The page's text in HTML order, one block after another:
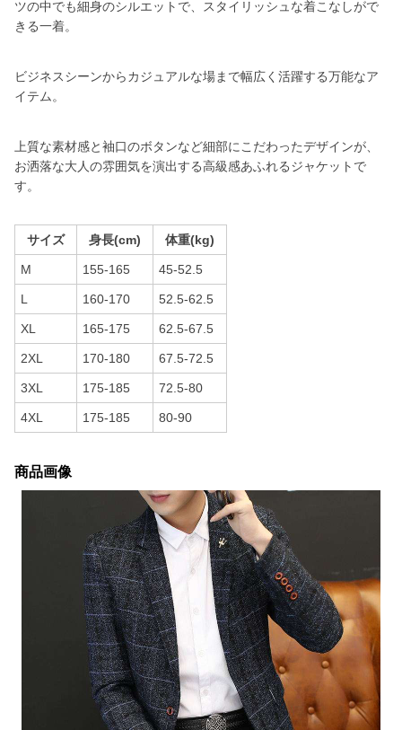
ツの中でも細身のシルエットで、スタイリッシュな着こなしがで
きる一着。
ビジネスシーンからカジュアルな場まで幅広く活躍する万能なア
イテム。
上質な素材感と袖口のボタンなど細部にこだわったデザインが、
お洒落な大人の雰囲気を演出する高級感あふれるジャケットで
す。
サイズ 身長(cm) 体重(kg)
M 155-165 45-52.5
L 160-170 52.5-62.5
XL 165-175 62.5-67.5
2XL 170-180 67.5-72.5
3XL 175-185 72.5-80
4XL 175-185 80-90
商品画像